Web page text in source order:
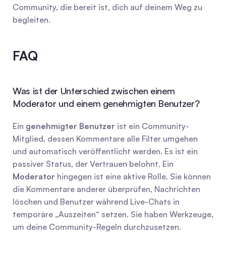
Community, die bereit ist, dich auf deinem Weg zu
begleiten.
FAQ
Was ist der Unterschied zwischen einem
Moderator und einem genehmigten Benutzer?
Ein genehmigter Benutzer ist ein Community-
Mitglied, dessen Kommentare alle Filter umgehen
und automatisch veröffentlicht werden. Es ist ein
Moderator hingegen ist eine aktive Rolle. Sie können
die Kommentare anderer überprüfen, Nachrichten
löschen und Benutzer während Live-Chats in
temporäre „Auszeiten“ setzen. Sie haben Werkzeuge,
um deine Community-Regeln durchzusetzen.